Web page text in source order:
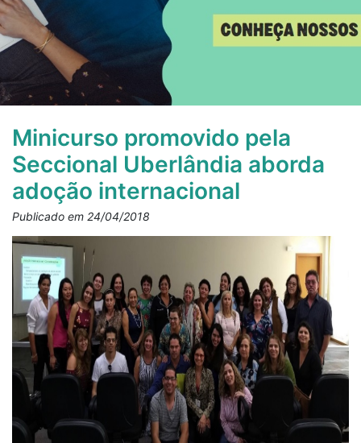
Minicurso promovido pela
Seccional Uberlândia aborda
adoção internacional
Publicado em 24/04/2018